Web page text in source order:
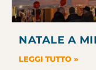
NATALE A
LEGGI TUTTO »